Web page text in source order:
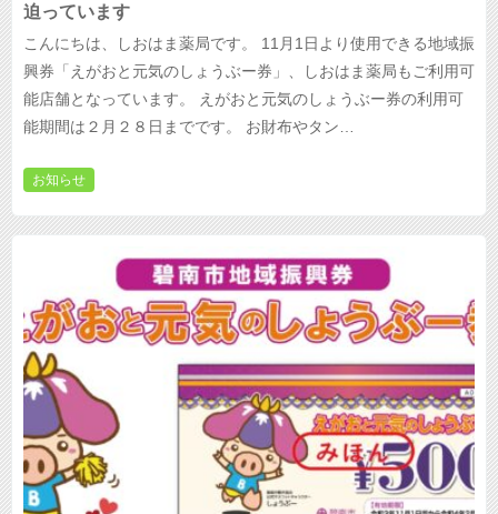
迫っています
こんにちは、しおはま薬局です。 11月1日より使用できる地域振
興券「えがおと元気のしょうぶー券」、しおはま薬局もご利用可
能店舗となっています。 えがおと元気のしょうぶー券の利用可
能期間は２月２８日までです。 お財布やタン…
お知らせ